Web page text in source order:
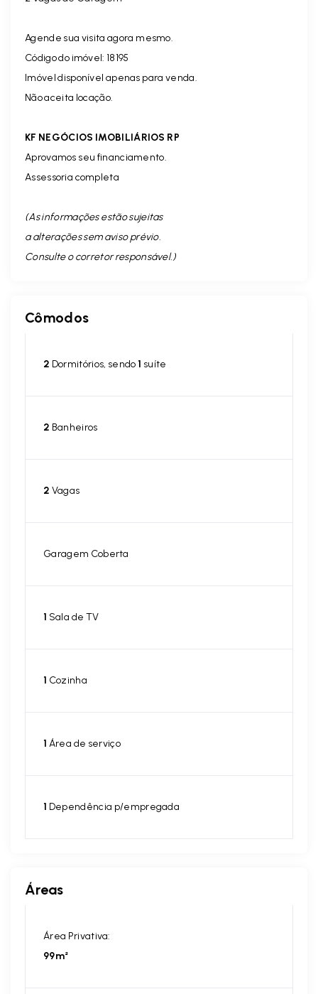
Agende sua visita agora mesmo.
Código do imóvel: 18195
Imóvel disponível apenas para venda.
Não aceita locação.
KF NEGÓCIOS IMOBILIÁRIOS RP
Aprovamos seu financiamento.
Assessoria completa
(As informações estão sujeitas
a alterações sem aviso prévio.
Consulte o corretor responsável. )
Cômodos
2 Dormitórios, sendo1 suíte
2 Banheiros
2 Vagas
Garagem Coberta
1 Sala de TV
1 Cozinha
1 Área de serviço
1 Dependência p/empregada
Áreas
Área Privativa:
99m²